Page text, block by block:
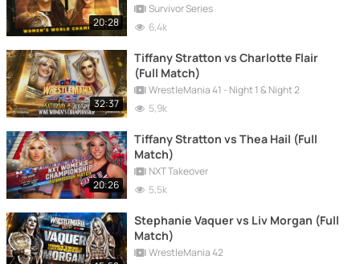
20:28
Survivor Series
6,4k
32:37
Tiffany Stratton vs Charlotte Flair
(Full Match)
WrestleMania 41 - Night 1 & Night 2
5,9k
20:26
Tiffany Stratton vs Thea Hail (Full
Match)
NXT Takeover
5,5k
Stephanie Vaquer vs Liv Morgan (Full
Match)
WrestleMania 42